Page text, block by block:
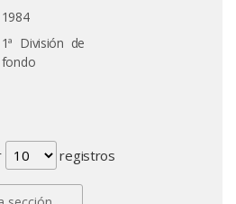
1984
1ª División de
fondo
registros